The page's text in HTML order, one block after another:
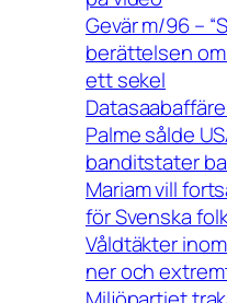
Gevär m/96 –
berättelsen
ett sekel
Palme sålde
banditstater
Mariam vill
för Svenska
Våldtäkter
ner och